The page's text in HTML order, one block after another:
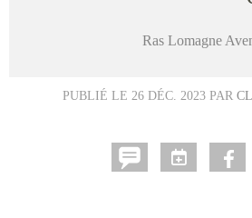
Ras Lomagne
PUBLIÉ LE 26 DÉC. 2023PAR